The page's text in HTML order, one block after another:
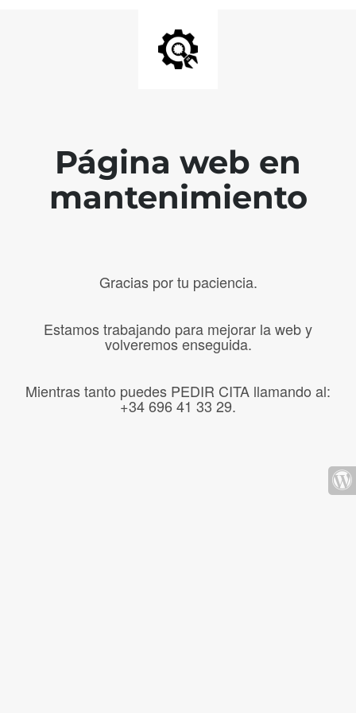
Página web en
mantenimiento
Gracias por tu paciencia.
Estamos trabajando para mejorar la web y
volveremos enseguida.
Mientras tanto puedes PEDIR CITA llamando al:
+34 696 41 33 29.